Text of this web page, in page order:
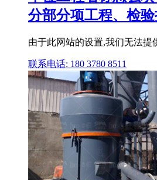
分部分项工程、检验
由于此网站的设置,我们无法提
联系电话: 180 3780 8511